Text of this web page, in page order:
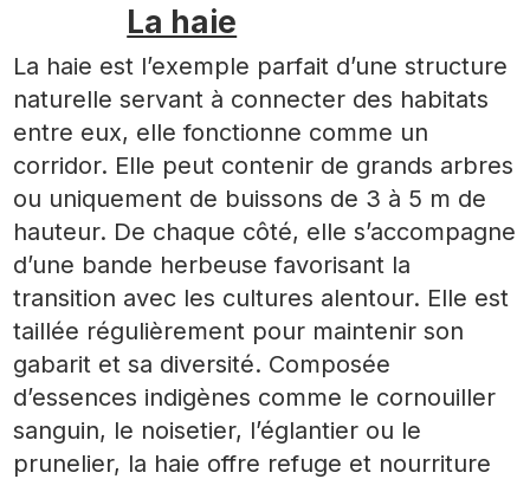
La haie
La haie est l’exemple parfait d’une structure
naturelle servant à connecter des habitats
entre eux, elle fonctionne comme un
corridor. Elle peut contenir de grands arbres
ou uniquement de buissons de 3 à 5 m de
hauteur. De chaque côté, elle s’accompagne
d’une bande herbeuse favorisant la
transition avec les cultures alentour. Elle est
taillée régulièrement pour maintenir son
gabarit et sa diversité. Composée
d’essences indigènes comme le cornouiller
sanguin, le noisetier, l’églantier ou le
prunelier, la haie offre refuge et nourriture